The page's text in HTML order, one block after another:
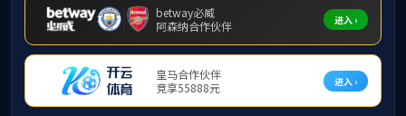
太阳成集团tyc33455